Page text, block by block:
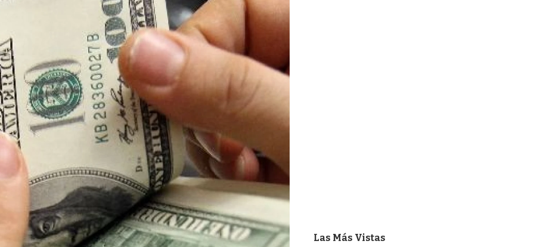
Las Más Vistas